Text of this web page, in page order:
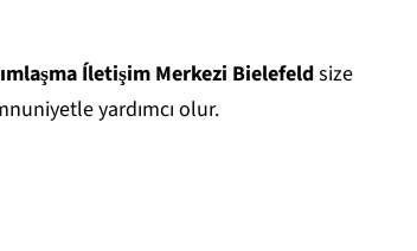
Íletişim Merkezi Bielefeldsize
yardımcı olur.